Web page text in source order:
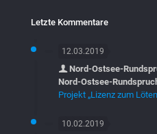
Letzte Kommentare
12.03.2019
Nord-Ostsee-
Nord-Ostsee-
Projekt „Lizenz zum
10.02.2019